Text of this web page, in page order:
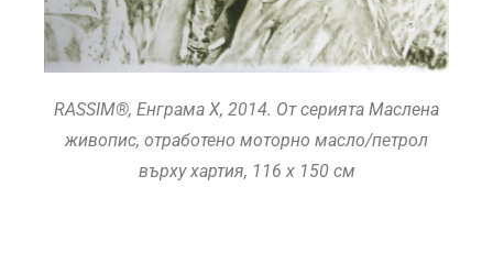
RASSIM®, Енграма X, 2014. От серията Маслена
живопис, отработено моторно масло/петрол
върху хартия, 116 x 150 cм